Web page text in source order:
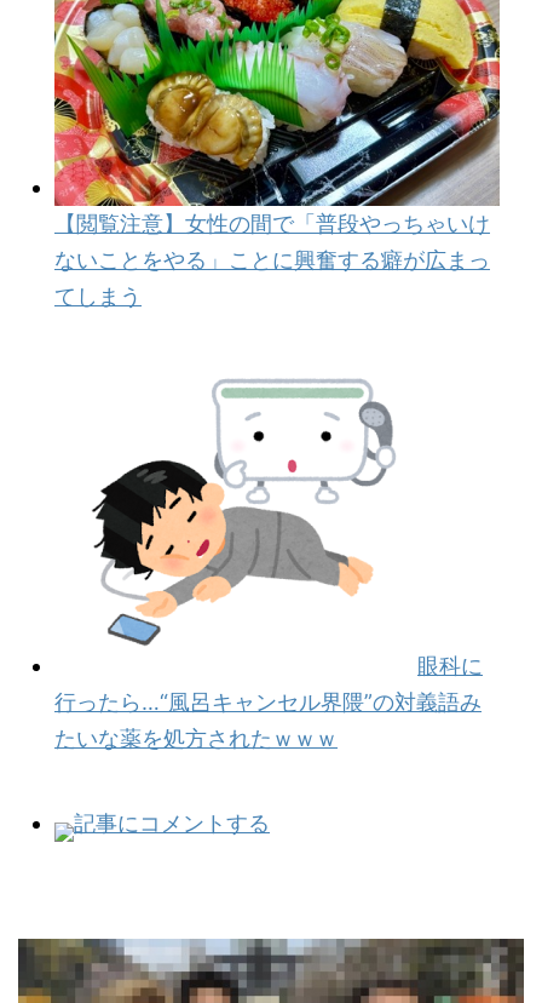
【閲覧注意】女性の間で「普段やっちゃいけ
ないことをやる」ことに興奮する癖が広まっ
てしまう
眼科に
行ったら…“風呂キャンセル界隈”の対義語み
たいな薬を処方されたｗｗｗ
記事にコメントする